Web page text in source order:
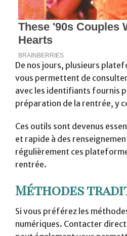
De nos jours, plusieurs
vous permettent de
avec les identifiants fournis
préparation de la rentrée, y
Ces outils sont devenus
et rapide à des
régulièrement ces
rentrée.
Méthodes
Si vous préférez les
numériques. Contacter